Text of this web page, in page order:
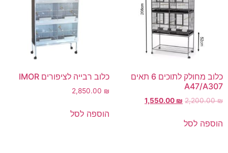
כלוב מחולק לתוכים 6 תאים
A47/A307
2,200.00₪
1,550.00 ₪
הקודם
הוספה לסל
כלוב רבייה לציפורים IMOR
2,850.00 ₪
הוספה לסל